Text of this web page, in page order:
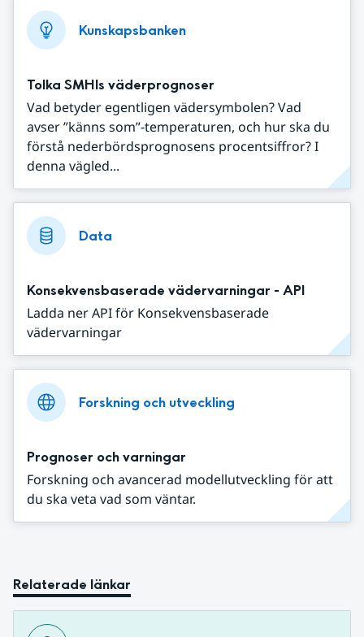
Kunskapsbanken
Tolka SMHIs väderprognoser
Vad betyder egentligen vädersymbolen? Vad
avser ”känns som”-temperaturen, och hur ska du
förstå nederbördsprognosens procentsiffror? I
denna vägled...
Data
Konsekvensbaserade vädervarningar - API
Ladda ner API för Konsekvensbaserade
vädervarningar
Forskning och utveckling
Prognoser och varningar
Forskning och avancerad modellutveckling för att
du ska veta vad som väntar.
Relaterade länkar